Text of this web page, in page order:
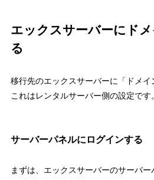
エックスサーバーにド
る
移行先のエックスサーバーに「ドメイ
これはレンタルサーバー側の設定です。
サーバーパネルにログインする
まずは、エックスサーバーのサーバ